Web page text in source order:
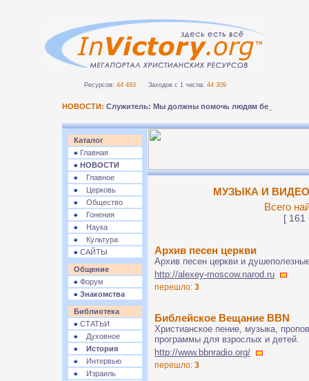
Ресурсов: 44 493 Заходов с 1 числа: 44 309
НОВОСТИ: Служитель: Мы должны помочь людям безопасно
Каталог
Главная
НОВОСТИ
Главное
Церковь
Общество
Гонения
Наука
Культура
САЙТЫ
Общение
Форум
Знакомства
Библиотека
СТАТЬИ
Духовное
История
Интервью
Израиль
МУЗЫКА И ВИДЕО
Всего
[ 161
Архив песен церкви
Архив песен церкви и
http://alexey-moscow.narod.ru
перешло: 3
Библейское Вещание BBN
Христианское пение, музыка,
программы для взрослых и детей.
http://www.bbnradio.org/
перешло: 3